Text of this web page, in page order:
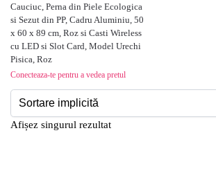
Cauciuc, Perna din Piele Ecologica
si Sezut din PP, Cadru Aluminiu, 50
x 60 x 89 cm, Roz si Casti Wireless
cu LED si Slot Card, Model Urechi
Pisica, Roz
Conecteaza-te pentru a vedea pretul
Afișez singurul rezultat